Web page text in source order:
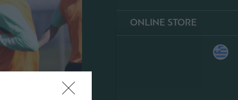
ONLINE STORE